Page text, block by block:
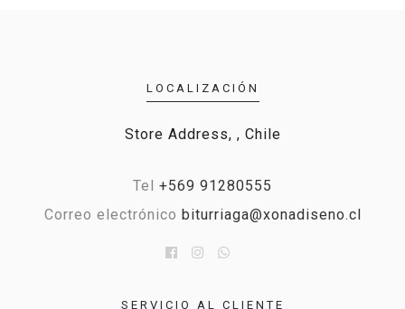
LOCALIZACIÓN
Store Address, , Chile
Tel +569 91280555
Correo electrónico biturriaga@xonadiseno.cl
SERVICIO AL CLIENTE